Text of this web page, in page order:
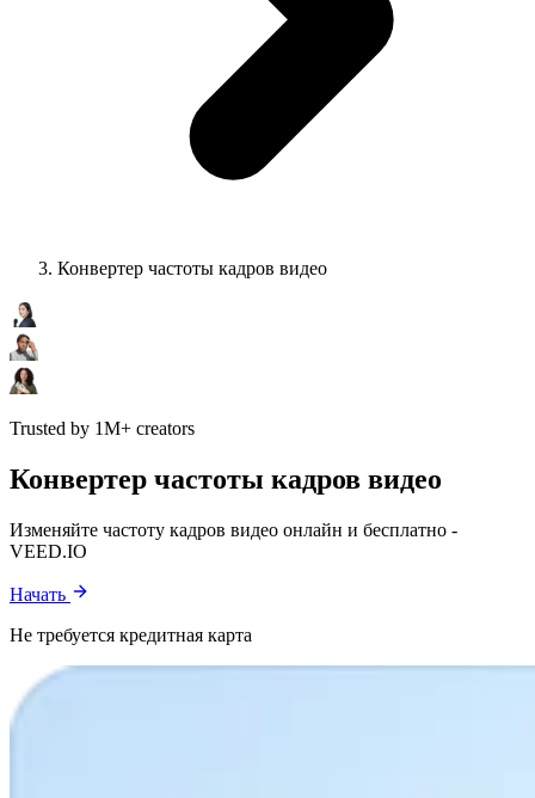
Конвертер частоты кадров видео
Trusted by 1M+ creators
Конвертер частоты кадров видео
Изменяйте частоту кадров видео онлайн и бесплатно -
VEED.IO
Начать
Не требуется кредитная карта